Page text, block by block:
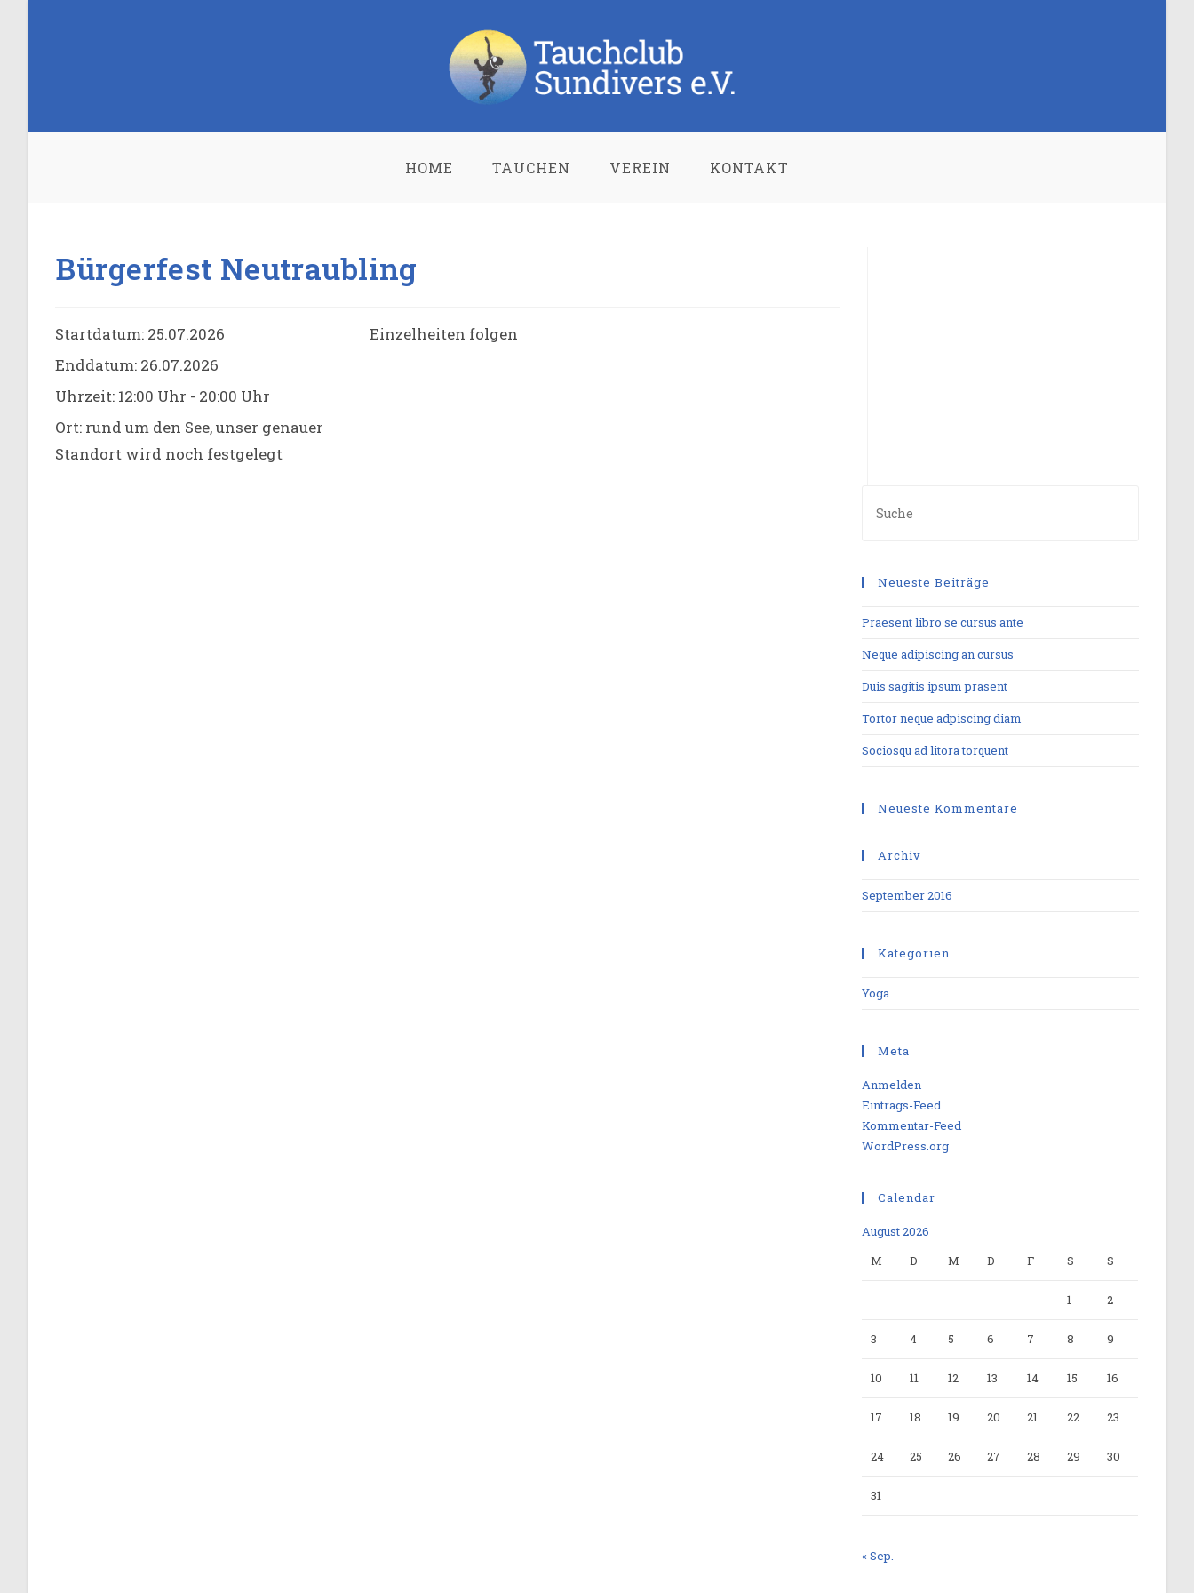
HOME TAUCHEN VEREIN KONTAKT
Bürgerfest Neutraubling
Startdatum: 25.07.2026
Enddatum: 26.07.2026
Uhrzeit: 12:00 Uhr - 20:00 Uhr
Ort: rund um den See, unser genauer
Standort wird noch festgelegt
Einzelheiten folgen
Neueste Beiträge
Praesent libro se cursus ante
Neque adipiscing an cursus
Duis sagitis ipsum prasent
Tortor neque adpiscing diam
Sociosqu ad litora torquent
Neueste Kommentare
Archiv
September 2016
Kategorien
Yoga
Meta
Anmelden
Eintrags-Feed
Kommentar-Feed
WordPress.org
Calendar
August 2026
M
D M D F S S
1 2
3 4 5 6 7 8 9
10 11 12 13 14 15 16
17 18 19 20 21 22 23
24 25 26 27 28 29 30
31
« Sep.